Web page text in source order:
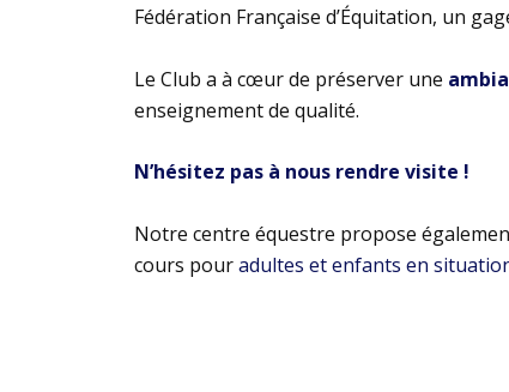
Fédération Française d’Équitation, un
Le Club a à cœur de préserver une
enseignement de qualité.
N’hésitez pas à nous rendre visite !
Notre centre équestre propose
cours pouradultes et enfants en